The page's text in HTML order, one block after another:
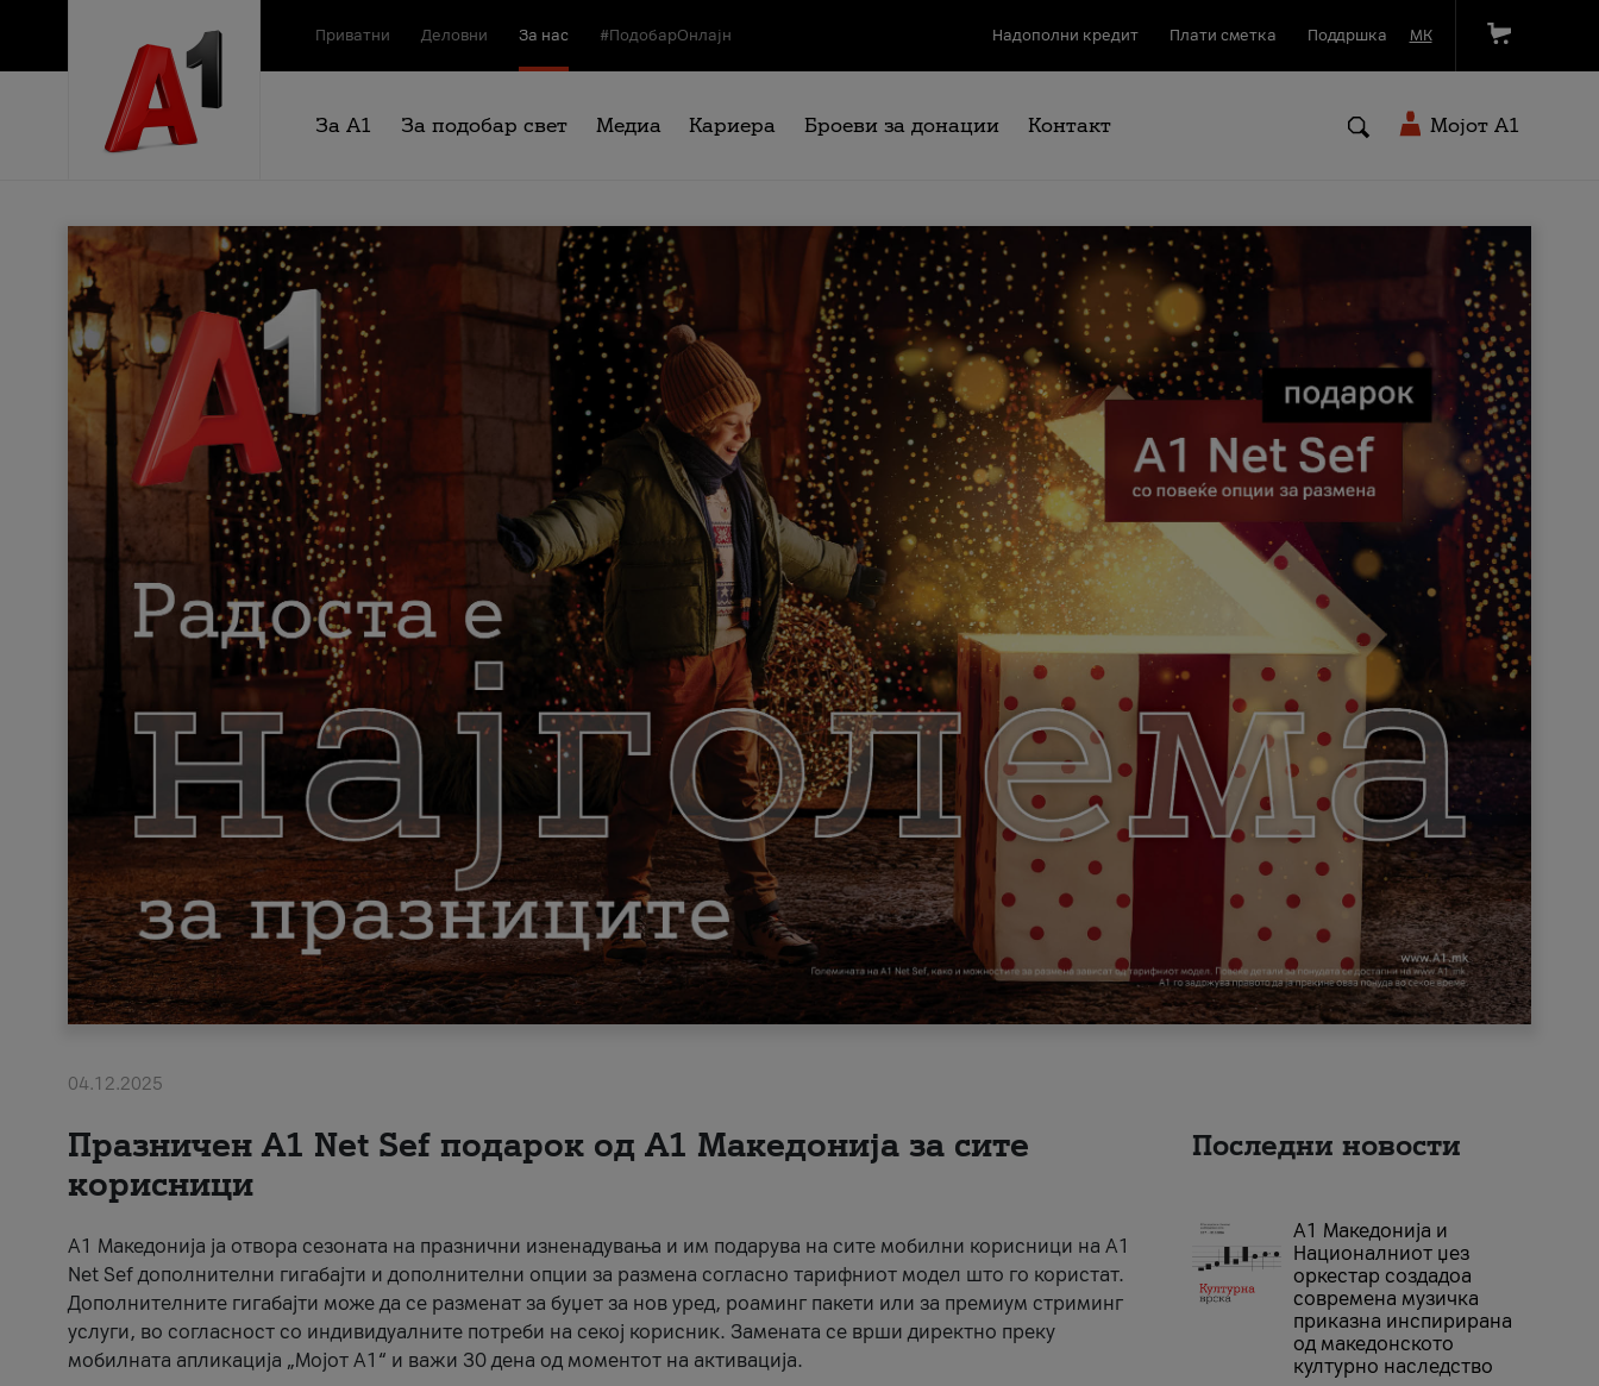
Приватни Деловни За нас #ПодобарОнлајн Надополни кредит Плати сметка Поддршка МК
За А1 За подобар свет Медиа Кариера Броеви за донации Контакт Мојот A1
04.12.2025
Празничен A1 Net Sеf подарок од А1 Македонија за сите
корисници
А1 Македонија ја отвора сезоната на празнични изненадувања и им подарува на сите мобилни корисници на A1
Net Sef дополнителни гигабајти и дополнителни опции за размена согласно тарифниот модел што го користат.
Дополнителните гигабајти може да се разменат за буџет за нов уред, роаминг пакети или за премиум стриминг
услуги, во согласност со индивидуалните потреби на секој корисник. Замената се врши директно преку
мобилната апликација „Мојот А1“ и важи 30 дена од моментот на активација.
Последни новости
А1 Македонија и
Националниот џез
оркестар создадоа
современа музичка
приказна инспирирана
од македонското
културно наследство